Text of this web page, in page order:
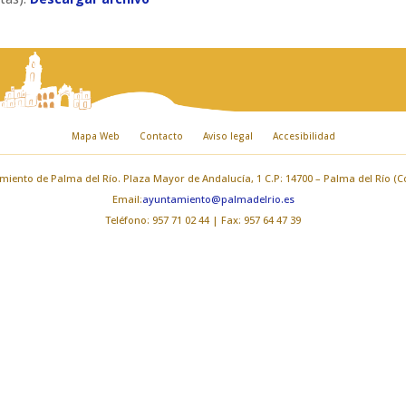
Mapa Web Contacto Aviso legal Accesibilidad
de Palma del Río. Plaza Mayor de Andalucía, 1 C.P: 14700 – Palma del Río
Email:ayuntamiento@palmadelrio.es
Teléfono: 957 71 02 44 | Fax: 957 64 47 39